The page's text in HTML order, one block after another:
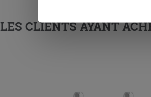
LES CLIENTS AYANT